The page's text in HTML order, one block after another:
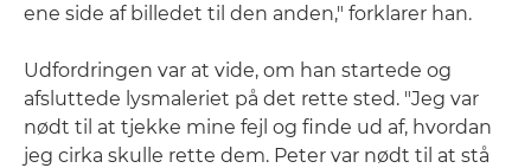
ene side af billedet til den anden," forklarer han.
Udfordringen var at vide, om han startede og
afsluttede lysmaleriet på det rette sted. "Jeg var
nødt til at tjekke mine fejl og finde ud af, hvordan
jeg cirka skulle rette dem. Peter var nødt til at stå